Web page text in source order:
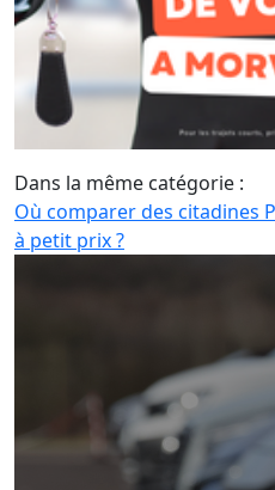
Dans la même catégorie :
Où comparer des citadines
à petit prix ?